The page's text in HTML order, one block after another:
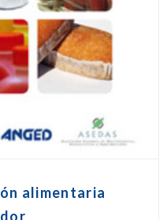
alimentaria